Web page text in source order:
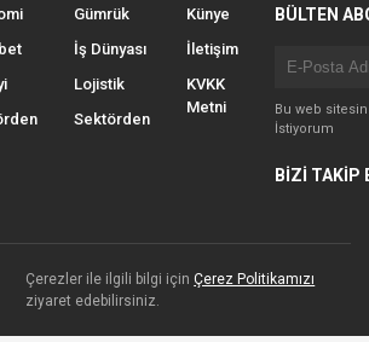
Gümrük
İş Dünyası
Lojistik
Sektörden
Künye
İletişim
KVKK
Metni
BÜLTEN
Bu web
İstiyorum
BİZİ TAKİP
Çerezler ile ilgili bilgi içinÇerez Politikamızı
ziyaret edebilirsiniz.